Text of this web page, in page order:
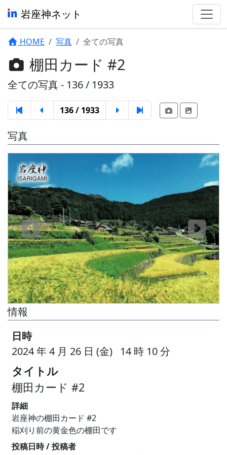
岩座神ネット
HOME 写真 全ての写真
棚田カード #2
全ての写真 - 136 / 1933
136 / 1933
写真
情報
日時
2024 年 4 月 26 日 (金) 14 時 10 分
タイトル
棚田カード #2
詳細
岩座神の棚田カード #2
稲刈り前の黄金色の棚田です
投稿日時 / 投稿者